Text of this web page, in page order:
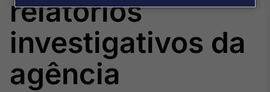
Broadcast
Tudo sobre o
agronegócio
relatórios
investigativos da
agência